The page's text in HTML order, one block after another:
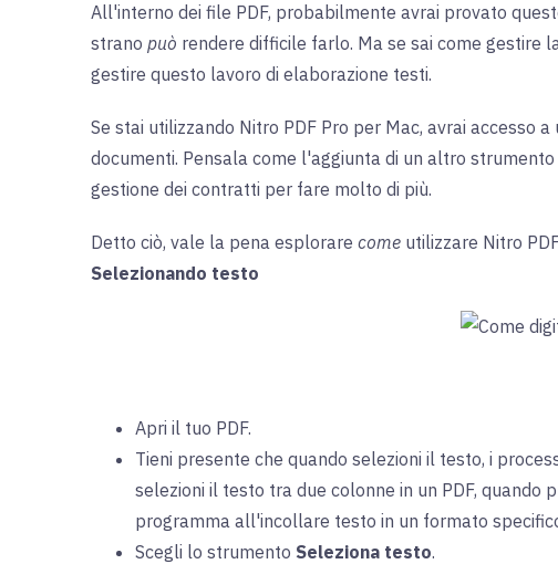
All'interno dei file PDF, probabilmente avrai provato
strano può rendere difficile farlo. Ma se sai come gestire
gestire questo lavoro di elaborazione testi.
Se stai utilizzando Nitro PDF Pro per Mac, avrai accesso
documenti. Pensala come l'aggiunta di un altro
gestione dei contratti per fare molto di più.
Detto ciò, vale la pena esplorare come utilizzare Nitro
Selezionando testo
Apri il tuo PDF.
Tieni presente che quando selezioni il testo, i
selezioni il testo tra due colonne in un PDF,
programma all'incollare testo in un formato
Scegli lo strumento Seleziona testo.